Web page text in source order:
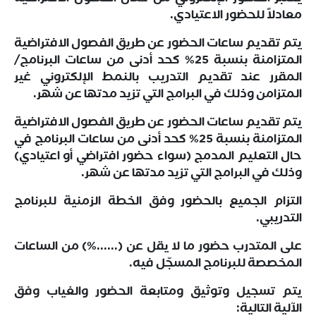
معادلاً للحضور الاعتيادي.
يتم تقديم ساعات الحضور عن طريق الفصول الافتراضية
المتزامنة بنسبة 25% كحد أدنى من ساعات البرنامج/
المقرر عند تقديم التدريب بالنمط الإلكتروني غير
المتزامن وذلك في البرامج التي تزيد مدتها عن شهر.
يتم تقديم ساعات الحضور عن طريق الفصول الافتراضية
المتزامنة بنسبة 25% كحد أدنى من ساعات البرنامج في
حال التعليم المدمج (سواء حضور افتراضي أو اعتيادي)
وذلك في البرامج التي تزيد مدتها عن شهر.
التزام الجميع بالحضور وفق الخطة الزمنية للبرنامج
التدريبي.
على المتدرب حضور ما لا يقل عن (......%) من الساعات
المخصصة للبرنامج المسجّل فيه.
يتم تسجيل وتوثيق ومتابعة الحضور والغياب وفق
الآلية التالية: